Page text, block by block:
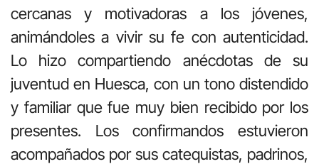
cercanas y motivadoras a los jóvenes,
animándoles a vivir su fe con autenticidad.
Lo hizo compartiendo anécdotas de su
juventud en Huesca, con un tono distendido
y familiar que fue muy bien recibido por los
presentes. Los confirmandos estuvieron
acompañados por sus catequistas, padrinos,